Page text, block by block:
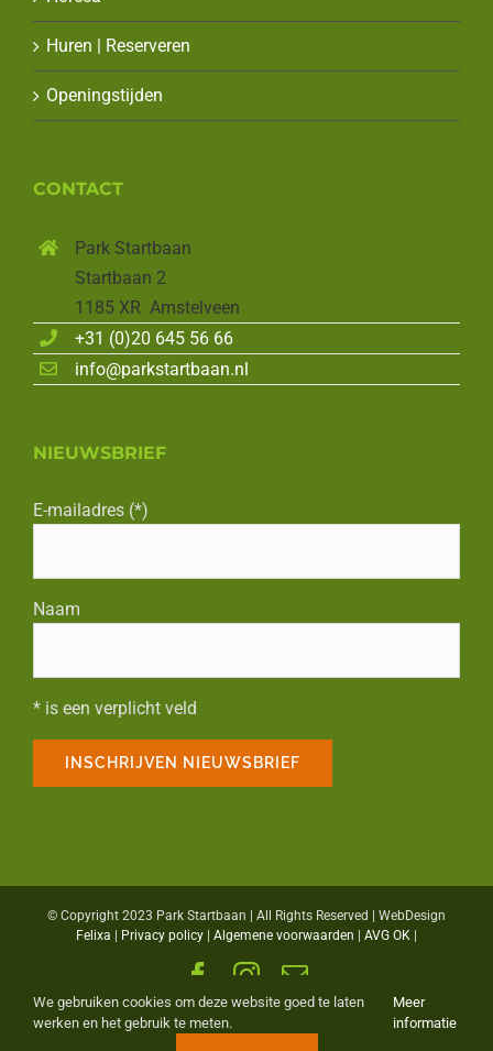
Huren | Reserveren
Openingstijden
CONTACT
Park Startbaan
Startbaan 2
1185 XR Amstelveen
+31 (0)20 645 56 66
info@parkstartbaan.nl
NIEUWSBRIEF
E-mailadres (*)
Naam
* is een verplicht veld
© Copyright 2023 Park Startbaan | All Rights Reserved | WebDesign
Felixa | Privacy policy | Algemene voorwaarden | AVG OK |
Facebook
Instagram
E-
mail
We gebruiken cookies om deze website goed te laten
werken en het gebruik te meten.
Meer
informatie